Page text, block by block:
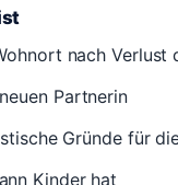
nach Verlust
Partnerin
Gründe für
Kinder hat